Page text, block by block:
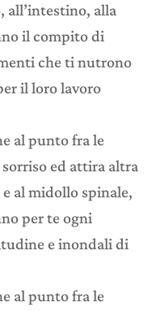
all’intestino, alla
il compito di
che ti nutrono
il loro lavoro
al punto fra le
ed attira altra
al midollo spinale,
per te ogni
e inondali di
al punto fra le